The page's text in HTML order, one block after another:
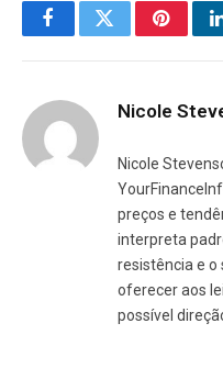
FacebookTwitter
Nicole
Nicole
preços e
interpreta
resistência e
oferecer aos
possível